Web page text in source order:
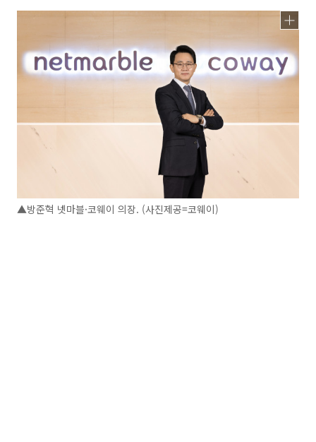
▲방준혁 넷마블·코웨이 의장. (사진제공=코웨이)